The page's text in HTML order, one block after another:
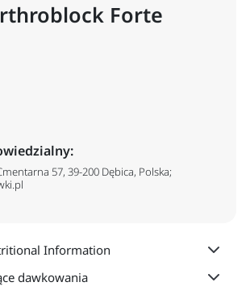
Forte
57, 39-200 Dębica, Polska;
Information
dawkowania